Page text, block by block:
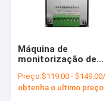
Máquina de
monitorização de
UBZD4000Y de grau
industrial para
Preço:$119.00 - $149.00/sets
obtenha o ultimo preço